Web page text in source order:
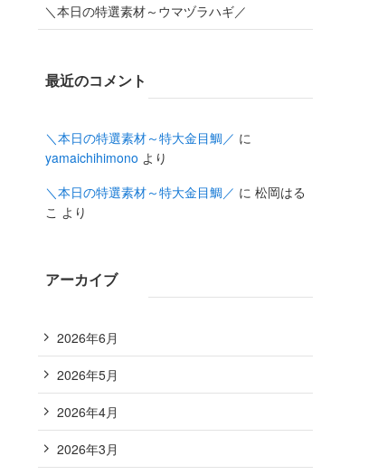
＼本日の特選素材～ウマヅラハギ／
最近のコメント
＼本日の特選素材～特大金目鯛／ に
yamaichihimono より
＼本日の特選素材～特大金目鯛／ に 松岡はる
こ より
アーカイブ
2026年6月
2026年5月
2026年4月
2026年3月